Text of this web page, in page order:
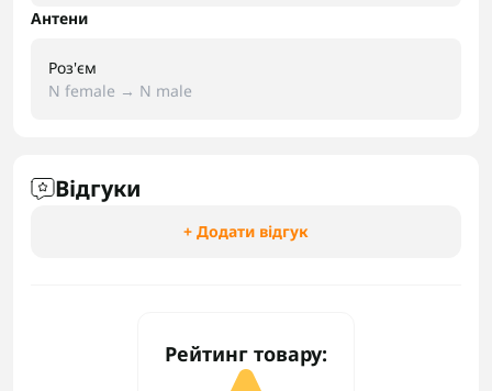
Антени
Роз'єм
N female → N male
Відгуки
+ Додати відгук
Рейтинг товару: